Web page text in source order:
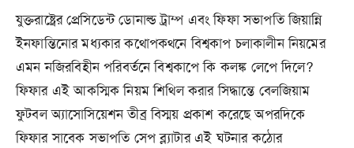
যুক্তরাষ্ট্রের প্রেসিডেন্ট ডোনাল্ড ট্রাম্প এবং ফিফা সভাপতি জিয়ান্নি
ইনফান্তিনোর মধ্যকার কথোপকথনে বিশ্বকাপ চলাকালীন নিয়মের
এমন নজিরবিহীন পরিবর্তনে বিশ্বকাপে কি কলঙ্ক লেপে দিলে?
ফিফার এই আকস্মিক নিয়ম শিথিল করার সিদ্ধান্তে বেলজিয়াম
ফুটবল অ্যাসোসিয়েশন তীব্র বিস্ময় প্রকাশ করেছে অপরদিকে
ফিফার সাবেক সভাপতি সেপ ব্ল্যাটার এই ঘটনার কঠোর